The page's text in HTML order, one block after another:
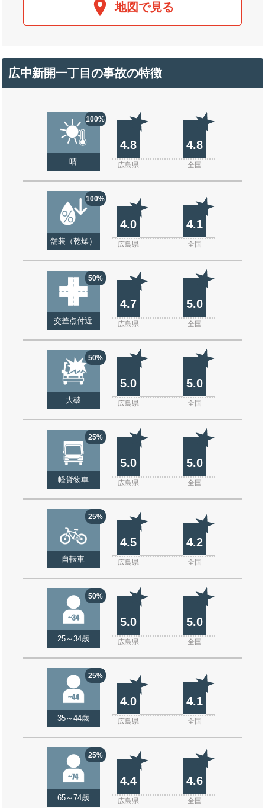
地図で見る
広中新開一丁目の事故の特徴
100%
晴
4.8 4.8
広島県 全国
100%
舗装（乾燥）
4.0 4.1
広島県 全国
50%
交差点付近
4.7 5.0
広島県 全国
50%
大破
5.0 5.0
広島県 全国
25%
軽貨物車
5.0 5.0
広島県 全国
25%
自転車
4.5 4.2
広島県 全国
50%
25～34歳
5.0 5.0
広島県 全国
25%
35～44歳
4.0 4.1
広島県 全国
25%
65～74歳
4.4 4.6
広島県 全国